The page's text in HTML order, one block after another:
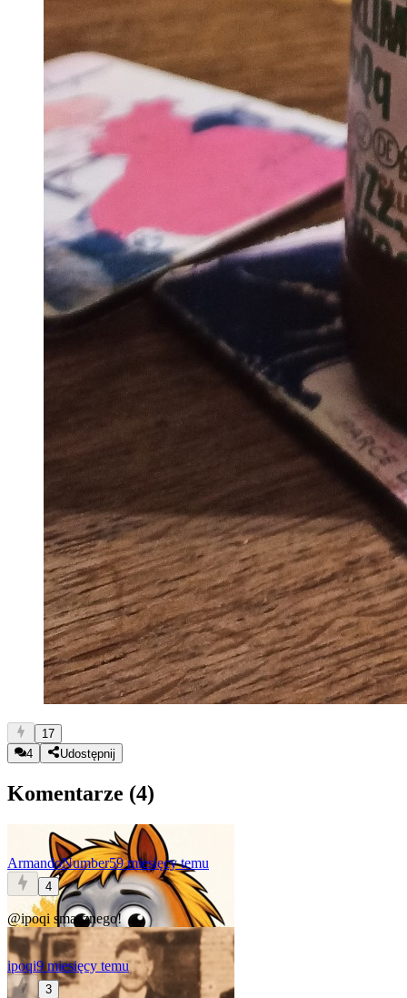
17
4
Udostępnij
Komentarze (4)
ArmandoNumber59 miesięcy temu
4
@ipoqi smacznego!
ipoqi9 miesięcy temu
3